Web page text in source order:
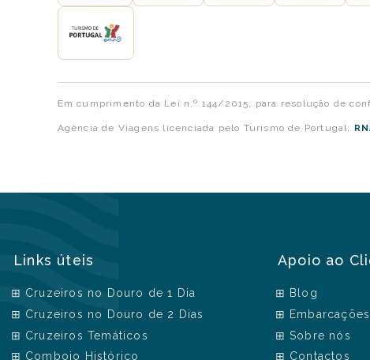
Em cumprimento da Lei n.º 144/2015, para resolução de
Agência de Viagens licenciada pelo Turismo de Portugal:
Links úteis
Cruzeiros no Douro de 1 Dia
Cruzeiros no Douro de 2 Dias
Cruzeiros Temáticos
Comboio Histórico
Apoio ao
Blog
Embarcações
Sobre nós
Contactos